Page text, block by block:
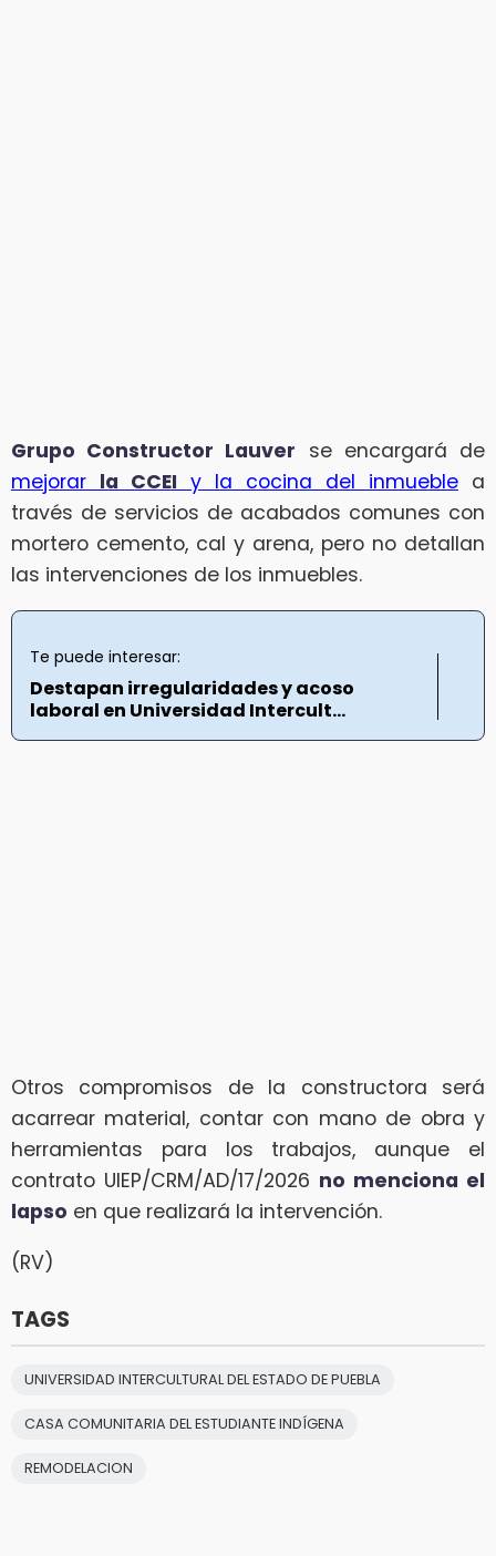
Grupo Constructor Lauver se encargará de
mejorar la CCEI y la cocina del inmueble a
través de servicios de acabados comunes con
mortero cemento, cal y arena, pero no detallan
las intervenciones de los inmuebles.
Te puede interesar:
Destapan irregularidades y acoso
laboral en Universidad Intercult...
Otros compromisos de la constructora será
acarrear material, contar con mano de obra y
herramientas para los trabajos, aunque el
contrato UIEP/CRM/AD/17/2026 no menciona el
lapso en que realizará la intervención.
(RV)
TAGS
UNIVERSIDAD INTERCULTURAL DEL ESTADO DE PUEBLA
CASA COMUNITARIA DEL ESTUDIANTE INDÍGENA
REMODELACION